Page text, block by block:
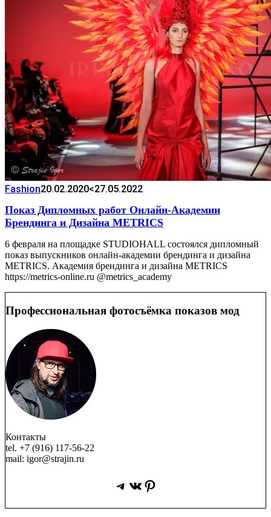
Fashion20.02.2020<27.05.2022
Показ Дипломных работ Онлайн-Академии
Брендинга и Дизайна METRICS
6 февраля на площадке STUDIOHALL состоялся дипломный
показ выпускников онлайн-академии брендинга и дизайна
METRICS. Академия брендинга и дизайна METRICS
https://metrics-online.ru @metrics_academy
Профессиональная фотосъёмка показов мод
Контакты
tel. +7 (916) 117-56-22
mail: igor@strajin.ru
Telegram
ВКонтакте
Pinterest